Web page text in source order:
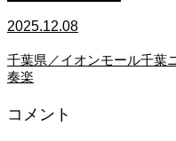
2025.12.08
千葉県／イオンモール千葉
奏楽
コメント